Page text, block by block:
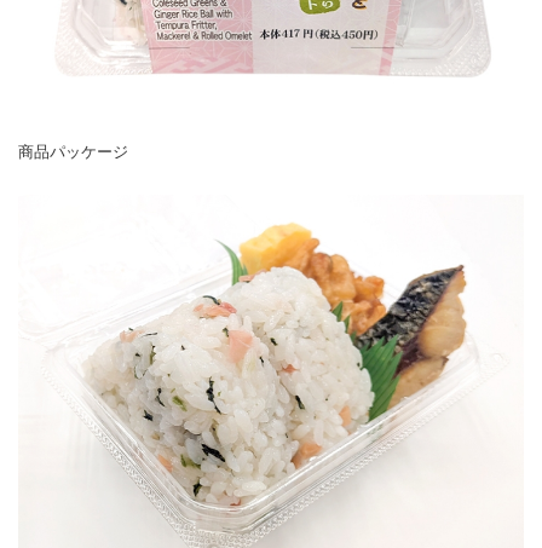
商品パッケージ